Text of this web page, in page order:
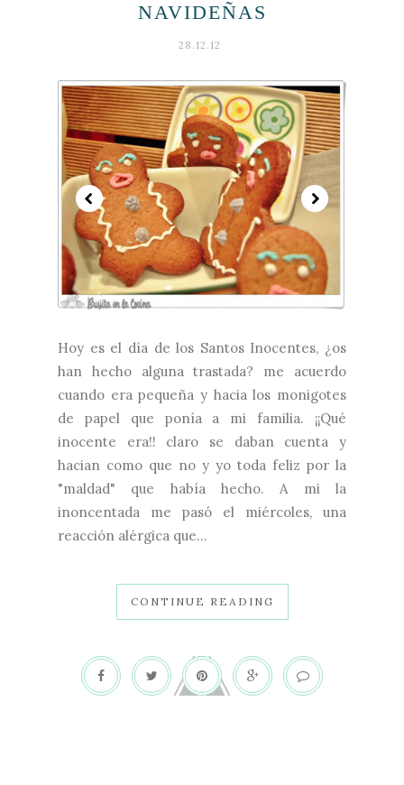
NAVIDEÑAS
28.12.12
Hoy es el día de los Santos Inocentes, ¿os
han hecho alguna trastada? me acuerdo
cuando era pequeña y hacia los monigotes
de papel que ponía a mi familia. ¡¡Qué
inocente era!! claro se daban cuenta y
hacian como que no y yo toda feliz por la
"maldad" que había hecho. A mi la
inoncentada me pasó el miércoles, una
reacción alérgica que...
CONTINUE READING